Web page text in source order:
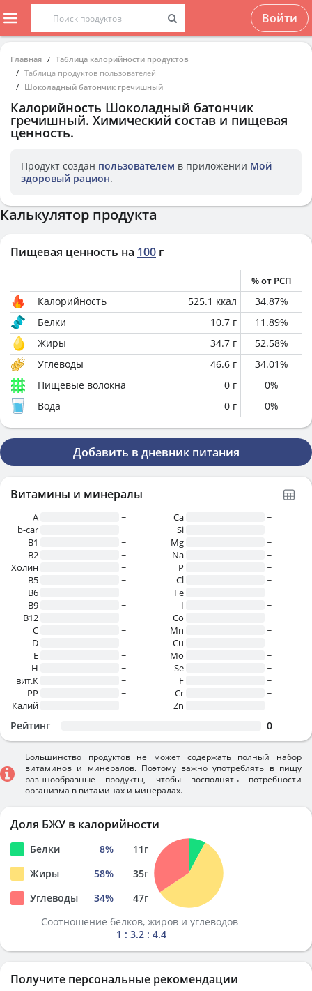
Войти
Главная
Таблица калорийности продуктов
Таблица продуктов пользователей
Шоколадный батончик гречишный
Калорийность Шоколадный батончик
гречишный. Химический состав и пищевая
ценность.
Продукт создан пользователем в приложении Мой
здоровый рацион.
Калькулятор продукта
Пищевая ценность на 100 г
% от РСП
Калорийность 525.1 ккал 34.87%
Белки
10.7 г 11.89%
Жиры
34.7 г 52.58%
Углеводы
46.6 г 34.01%
Пищевые волокна
0 г 0%
Вода
0 г 0%
Добавить в дневник питания
Витамины и минералы
A
~
b-car
~
В1
~
B2
~
Холин
~
B5
~
B6
~
B9
~
B12
~
C
~
D
~
E
~
H
~
вит.К
~
PP
~
Калий
~
Ca
~
Si
~
Mg
~
Na
~
P
~
Cl
~
Fe
~
I
~
Co
~
Mn
~
Cu
~
Mo
~
Se
~
F
~
Cr
~
Zn
~
Рейтинг 0
Большинство продуктов не может содержать полный набор
витаминов и минералов. Поэтому важно употреблять в пищу
разннообразные продукты, чтобы восполнять потребности
организма в витаминах и минералах.
Доля БЖУ в калорийности
Белки 8% 11г
Жиры
58% 35г
Углеводы
34% 47г
Соотношение белков, жиров и углеводов
1 : 3.2 : 4.4
Получите персональные рекомендации